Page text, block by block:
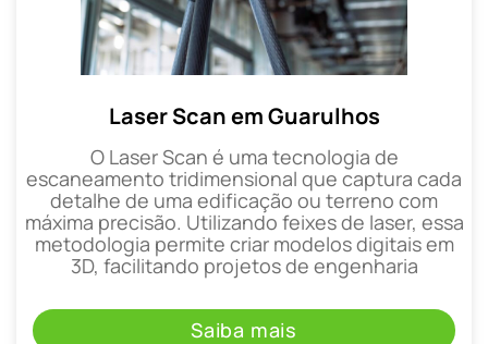
Laser Scan em Guarulhos
O Laser Scan é uma tecnologia de
escaneamento tridimensional que captura cada
detalhe de uma edificação ou terreno com
máxima precisão. Utilizando feixes de laser, essa
metodologia permite criar modelos digitais em
3D, facilitando projetos de engenharia
Saiba mais